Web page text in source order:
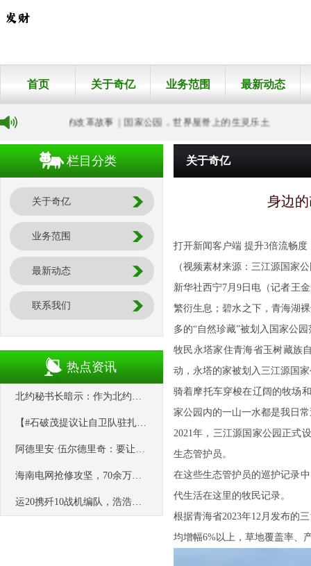
首页 关于奇亿 业务范围 最新动态
身边的改革故事｜国家公园，世界屋脊上的生灵乐土
栏目分类
关于奇亿
业务范围
最新动态
联系我们
热点资讯
北约秘书长暗示：作为北约国家，土耳其不应该参与中巴关于乌克兰的和平倡议
【#石破茂提议让自卫队驻扎关岛#】据《日本经济新闻》9月29日报道，
阿德里安·伍尔德里奇：要让美国大学“再次伟大”，必须平衡这四项原则
海南电网抢修攻坚，70余万户等待电力恢复
运20携歼10战机编队，浩浩荡荡飞过埃及金字塔。这一刻，海外华人真的
关于奇亿
身边
打开新闻客户端 提升3倍流畅度
（视频素材来源：三江源国家
新华社西宁7月9日电（记者王
繁衍生息；碧水之下，青海湖
多的“自然珍藏”被划入国家公
牧民永塔家住青海省玉树藏族
动，永塔的家被划入三江源国
骑着摩托车穿梭在辽阔的牧场
家公园内的一山一水都是我日
2021年，三江源国家公园正式
生态管护员。
在这些生态管护员的巡护记录
代生活在这里的牧民记录。
根据青海省2023年12月发布的
均增幅6%以上，草地覆盖率、